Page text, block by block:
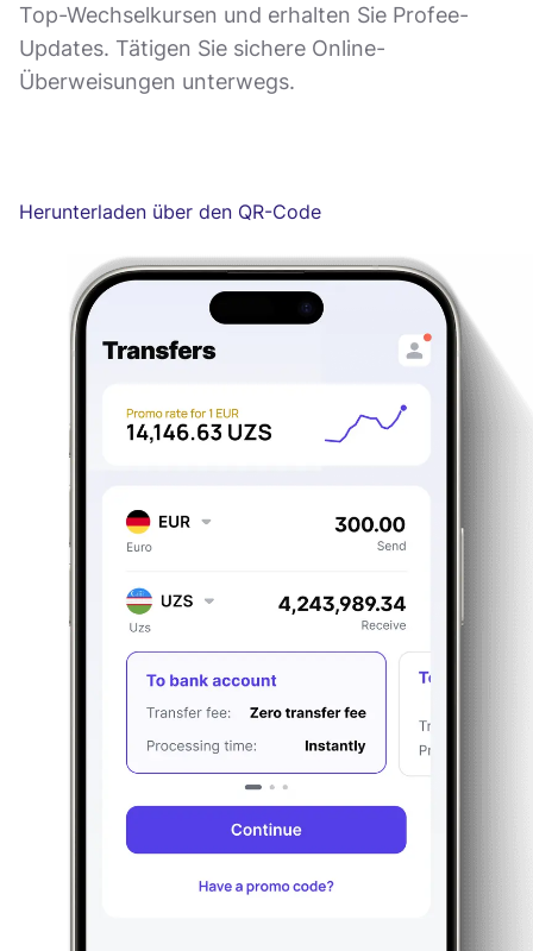
Top-Wechselkursen und erhalten Sie Profee-
Updates. Tätigen Sie sichere Online-
Überweisungen unterwegs.
Herunterladen über den QR-Code